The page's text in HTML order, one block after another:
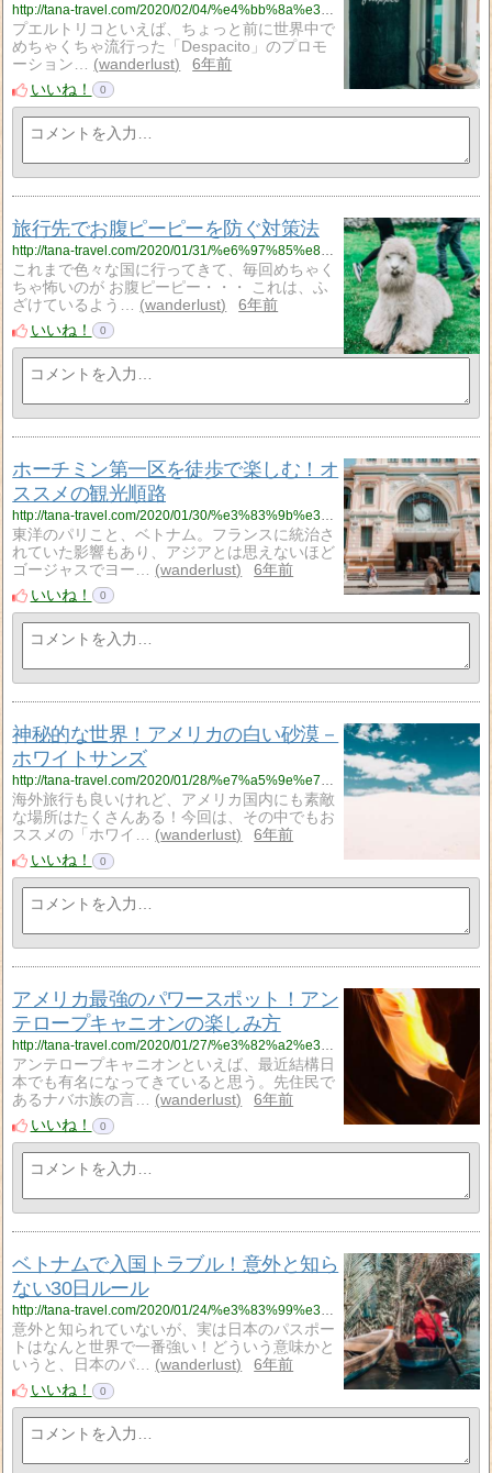
プエルトリコといえば、ちょっと前に世界中で
めちゃくちゃ流行った「Despacito」のプロモ
ーション…
wanderlust
6年前
いいね！
0
旅行先でお腹ピーピーを防ぐ対策法
これまで色々な国に行ってきて、毎回めちゃく
ちゃ怖いのが お腹ピーピー・・・ これは、ふ
ざけているよう…
wanderlust
6年前
いいね！
0
ホーチミン第一区を徒歩で楽しむ！オ
ススメの観光順路
http://tana-travel.com/2020/01/30/%e3%83%9b%e3%83%bc%e3%83%81%e3%83%9f%e3%83%b3%e7%ac%ac%e4%b8%80%e5%8c%ba%e3%82%92%e5%be%92%e6%ad%a9%e3%81%a7%e6%a5%bd%e3%81%97%e3%82%80%ef%bc%81%e3%82%aa%e3%82%b9%e3%82%b9%e3%83%a1%e3%81%ae%e8%a6%b3/
東洋のパリこと、ベトナム。フランスに統治さ
れていた影響もあり、アジアとは思えないほど
ゴージャスでヨー…
wanderlust
6年前
いいね！
0
神秘的な世界！アメリカの白い砂漠－
ホワイトサンズ
http://tana-travel.com/2020/01/28/%e7%a5%9e%e7%a7%98%e7%9a%84%e3%81%aa%e4%b8%96%e7%95%8c%ef%bc%81%e3%82%a2%e3%83%a1%e3%83%aa%e3%82%ab%e3%81%ae%e7%99%bd%e3%81%84%e7%a0%82%e6%bc%a0%ef%bc%8d%e3%83%9b%e3%83%af%e3%82%a4%e3%83%88%e3%82%b5/
海外旅行も良いけれど、アメリカ国内にも素敵
な場所はたくさんある！今回は、その中でもお
ススメの「ホワイ…
wanderlust
6年前
いいね！
0
アメリカ最強のパワースポット！アン
テロープキャニオンの楽しみ方
http://tana-travel.com/2020/01/27/%e3%82%a2%e3%83%a1%e3%83%aa%e3%82%ab%e6%9c%80%e5%bc%b7%e3%81%ae%e3%83%91%e3%83%af%e3%83%bc%e3%82%b9%e3%83%9d%e3%83%83%e3%83%88%ef%bc%81%e3%82%a2%e3%83%b3%e3%83%86%e3%83%ad%e3%83%bc%e3%83%97%e3%82%ad/
アンテロープキャニオンといえば、最近結構日
本でも有名になってきていると思う。先住民で
あるナバホ族の言…
wanderlust
6年前
いいね！
0
ベトナムで入国トラブル！意外と知ら
ない30日ルール
http://tana-travel.com/2020/01/24/%e3%83%99%e3%83%88%e3%83%8a%e3%83%a0%e3%81%a7%e5%85%a5%e5%9b%bd%e3%83%88%e3%83%a9%e3%83%96%e3%83%ab%ef%bc%81%e6%84%8f%e5%a4%96%e3%81%a8%e7%9f%a5%e3%82%89%e3%81%aa%e3%81%8430%e6%97%a5%e3%83%ab%e3%83%bc/
意外と知られていないが、実は日本のパスポー
トはなんと世界で一番強い！どういう意味かと
いうと、日本のパ…
wanderlust
6年前
いいね！
0